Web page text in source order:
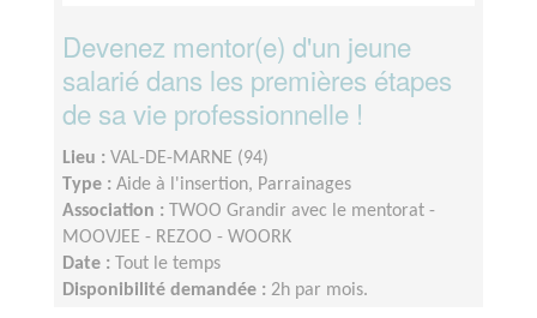
Devenez mentor(e) d'un jeune
salarié dans les premières étapes
de sa vie professionnelle !
Lieu : VAL-DE-MARNE (94)
Type : Aide à l'insertion, Parrainages
Association :
TWOO Grandir avec le mentorat -
MOOVJEE - REZOO - WOORK
Date :
Tout le temps
Disponibilité demandée : 2h par mois.